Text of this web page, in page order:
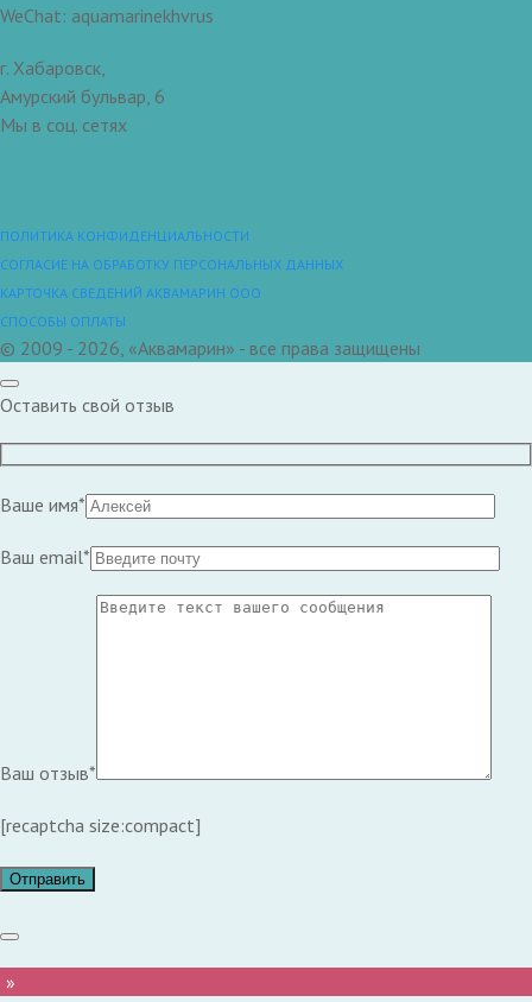
WeChat: aquamarinekhvrus
г. Хабаровск,
Амурский бульвар, 6
Мы в соц. сетях
ПОЛИТИКА КОНФИДЕНЦИАЛЬНОСТИ
СОГЛАСИЕ НА ОБРАБОТКУ ПЕРСОНАЛЬНЫХ ДАННЫХ
КАРТОЧКА СВЕДЕНИЙ АКВАМАРИН ООО
СПОСОБЫ ОПЛАТЫ
© 2009 - 2026, «Аквамарин» - все права защищены
Оставить свой отзыв
Ваше имя*
Ваш email*
Ваш отзыв*
[recaptcha size:compact]
»